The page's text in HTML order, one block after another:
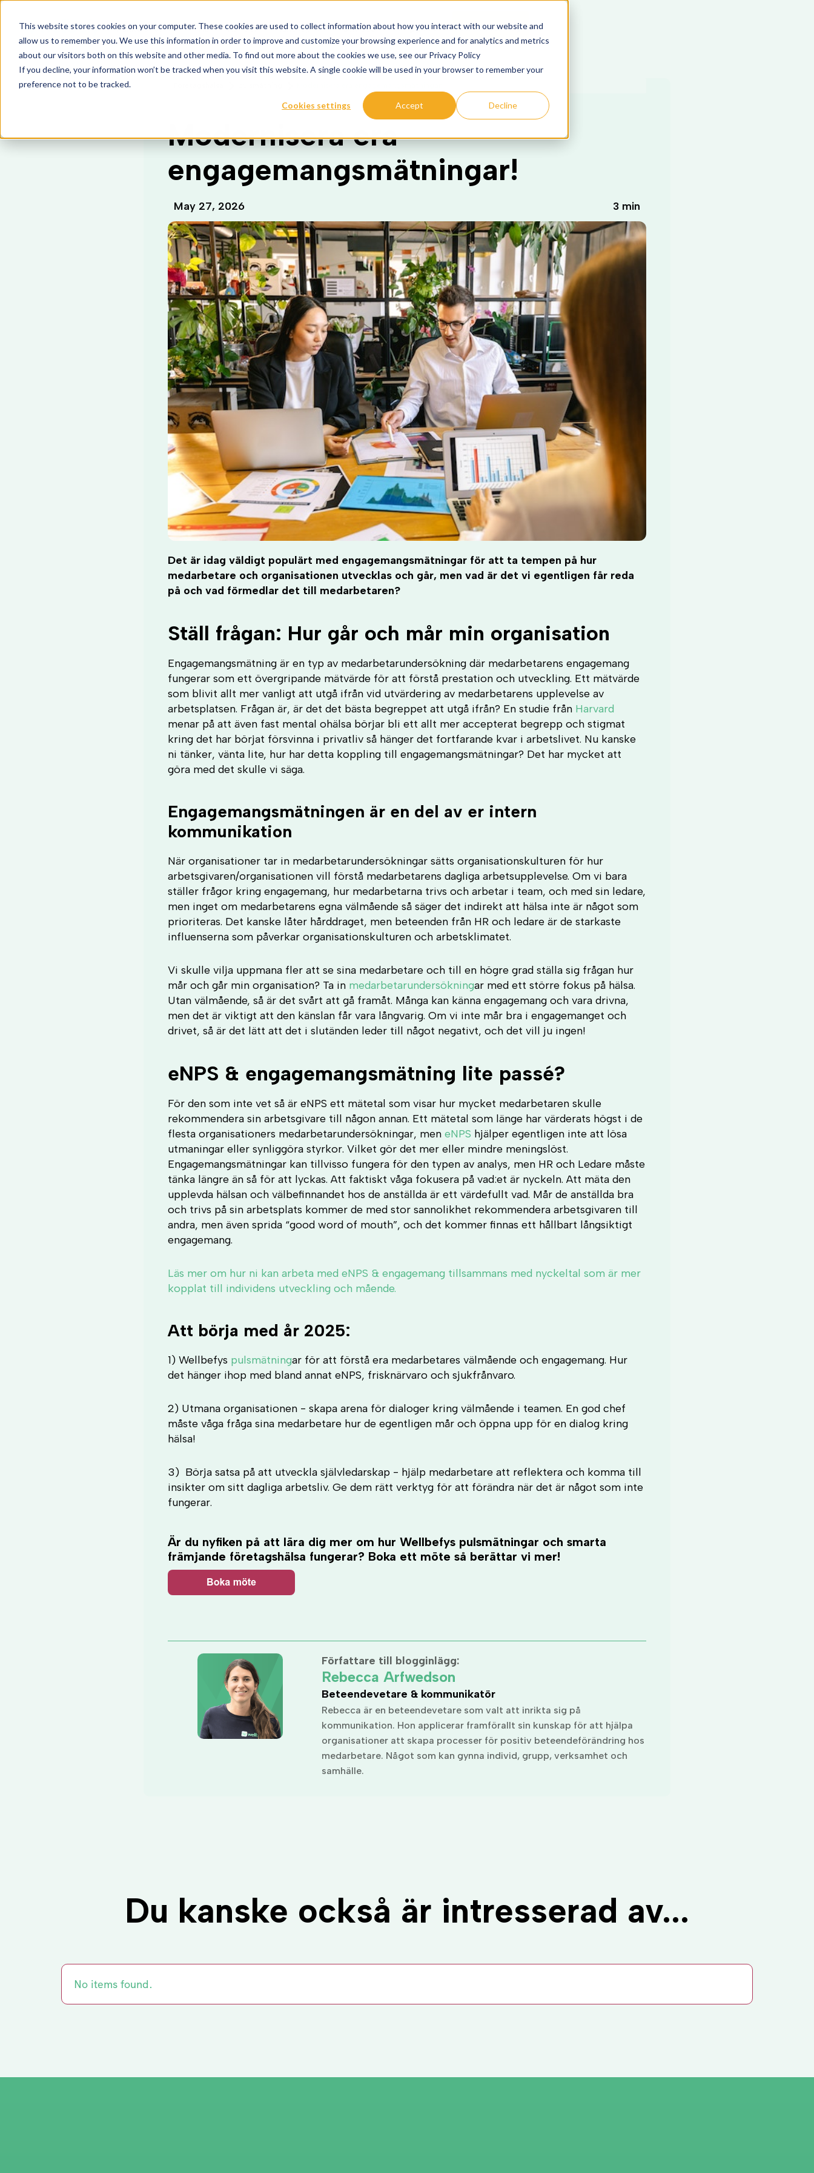
This website stores cookies on your computer. These cookies are used to collect information about how you interact with our website and
allow us to remember you. We use this information in order to improve and customize your browsing experience and for analytics and metrics
about our visitors both on this website and other media. To find out more about the cookies we use, see our Privacy Policy
If you decline, your information won’t be tracked when you visit this website. A single cookie will be used in your browser to remember your
preference not to be tracked.
Cookies settings Accept Decline
Funktioner Pris Kunder Kunskap Om oss Logga in Kontakta sälj
Modernisera era
engagemangsmätningar!
May 27, 2026 3 min
Det är idag väldigt populärt med engagemangsmätningar för att ta tempen på hur
medarbetare och organisationen utvecklas och går, men vad är det vi egentligen får reda
på och vad förmedlar det till medarbetaren?
Ställ frågan: Hur går och mår min organisation
Engagemangsmätning är en typ av medarbetarundersökning där medarbetarens engagemang
fungerar som ett övergripande mätvärde för att förstå prestation och utveckling. Ett mätvärde
som blivit allt mer vanligt att utgå ifrån vid utvärdering av medarbetarens upplevelse av
arbetsplatsen. Frågan är, är det det bästa begreppet att utgå ifrån? En studie från Harvard
menar på att även fast mental ohälsa börjar bli ett allt mer accepterat begrepp och stigmat
kring det har börjat försvinna i privatliv så hänger det fortfarande kvar i arbetslivet. Nu kanske
ni tänker, vänta lite, hur har detta koppling till engagemangsmätningar? Det har mycket att
göra med det skulle vi säga.
Engagemangsmätningen är en del av er intern
kommunikation
När organisationer tar in medarbetarundersökningar sätts organisationskulturen för hur
arbetsgivaren/organisationen vill förstå medarbetarens dagliga arbetsupplevelse. Om vi bara
ställer frågor kring engagemang, hur medarbetarna trivs och arbetar i team, och med sin ledare,
men inget om medarbetarens egna välmående så säger det indirekt att hälsa inte är något som
prioriteras. Det kanske låter hårddraget, men beteenden från HR och ledare är de starkaste
influenserna som påverkar organisationskulturen och arbetsklimatet.
Vi skulle vilja uppmana fler att se sina medarbetare och till en högre grad ställa sig frågan hur
mår och går min organisation? Ta in medarbetarundersökningar med ett större fokus på hälsa.
Utan välmående, så är det svårt att gå framåt. Många kan känna engagemang och vara drivna,
men det är viktigt att den känslan får vara långvarig. Om vi inte mår bra i engagemanget och
drivet, så är det lätt att det i slutänden leder till något negativt, och det vill ju ingen!
eNPS & engagemangsmätning lite passé?
För den som inte vet så är eNPS ett mätetal som visar hur mycket medarbetaren skulle
rekommendera sin arbetsgivare till någon annan. Ett mätetal som länge har värderats högst i de
flesta organisationers medarbetarundersökningar, men eNPS hjälper egentligen inte att lösa
utmaningar eller synliggöra styrkor. Vilket gör det mer eller mindre meningslöst.
Engagemangsmätningar kan tillvisso fungera för den typen av analys, men HR och Ledare måste
tänka längre än så för att lyckas. Att faktiskt våga fokusera på vad:et är nyckeln. Att mäta den
upplevda hälsan och välbefinnandet hos de anställda är ett värdefullt vad. Mår de anställda bra
och trivs på sin arbetsplats kommer de med stor sannolikhet rekommendera arbetsgivaren till
andra, men även sprida “good word of mouth”, och det kommer finnas ett hållbart långsiktigt
engagemang.
Läs mer om hur ni kan arbeta med eNPS & engagemang tillsammans med nyckeltal som är mer
kopplat till individens utveckling och mående.
Att börja med år 2025:
1) Wellbefys pulsmätningar för att förstå era medarbetares välmående och engagemang. Hur
det hänger ihop med bland annat eNPS, frisknärvaro och sjukfrånvaro.
2) Utmana organisationen - skapa arena för dialoger kring välmående i teamen. En god chef
måste våga fråga sina medarbetare hur de egentligen mår och öppna upp för en dialog kring
hälsa!
3) Börja satsa på att utveckla självledarskap - hjälp medarbetare att reflektera och komma till
insikter om sitt dagliga arbetsliv. Ge dem rätt verktyg för att förändra när det är något som inte
fungerar.
Är du nyfiken på att lära dig mer om hur Wellbefys pulsmätningar och smarta
främjande företagshälsa fungerar? Boka ett möte så berättar vi mer!
Författare till blogginlägg:
Rebecca Arfwedson
Beteendevetare & kommunikatör
Rebecca är en beteendevetare som valt att inrikta sig på
kommunikation. Hon applicerar framförallt sin kunskap för att hjälpa
organisationer att skapa processer för positiv beteendeförändring hos
medarbetare. Något som kan gynna individ, grupp, verksamhet och
samhälle.
Du kanske också är intresserad av...
No items found.